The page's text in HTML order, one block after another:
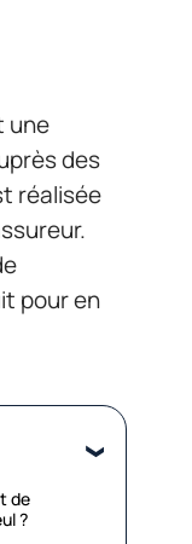
une
des
réalisée
pour en
de
?